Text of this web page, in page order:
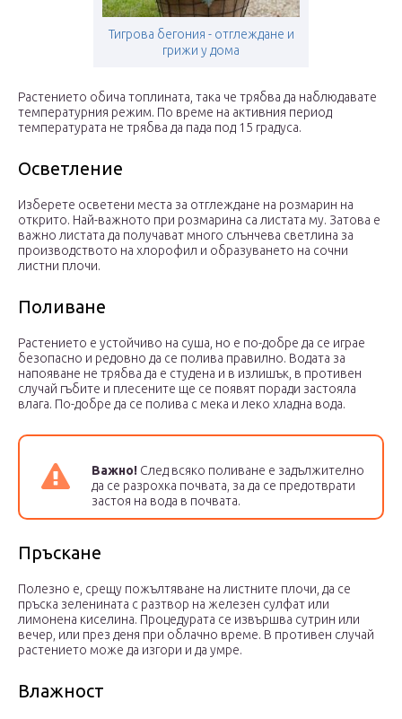
Тигрова бегония - отглеждане и
грижи у дома
Растението обича топлината, така че трябва да наблюдавате
температурния режим. По време на активния период
температурата не трябва да пада под 15 градуса.
Осветление
Изберете осветени места за отглеждане на розмарин на
открито. Най-важното при розмарина са листата му. Затова е
важно листата да получават много слънчева светлина за
производството на хлорофил и образуването на сочни
листни плочи.
Поливане
Растението е устойчиво на суша, но е по-добре да се играе
безопасно и редовно да се полива правилно. Водата за
напояване не трябва да е студена и в излишък, в противен
случай гъбите и плесените ще се появят поради застояла
влага. По-добре да се полива с мека и леко хладна вода.
Важно! След всяко поливане е задължително
да се разрохка почвата, за да се предотврати
застоя на вода в почвата.
Пръскане
Полезно е, срещу пожълтяване на листните плочи, да се
пръска зеленината с разтвор на железен сулфат или
лимонена киселина. Процедурата се извършва сутрин или
вечер, или през деня при облачно време. В противен случай
растението може да изгори и да умре.
Влажност